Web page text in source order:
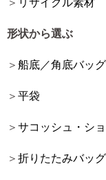
形状から選ぶ
船底／角底バッグ
平袋
サコッシュ・シ
折りたたみバッグ